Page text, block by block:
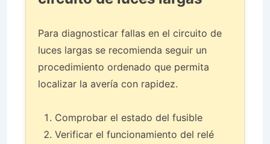
Para diagnosticar fallas en el circuito de
luces largas se recomienda seguir un
procedimiento ordenado que permita
localizar la avería con rapidez.
Comprobar el estado del fusible
Verificar el funcionamiento del relé